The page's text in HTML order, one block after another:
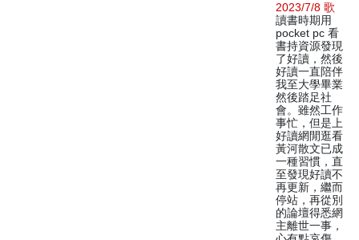
2023/7/8 歌
讀書時期用
pocket pc 看
書持資源發現
了好讀，然後
好讀一直陪伴
我至大學畢業
然後踏足社
會。雖然工作
事忙，但是上
好讀網閒逛看
黃河散文已成
一種習慣，直
至發現好讀不
再更新，繼而
停站，再從別
的論壇得悉網
主離世一事，